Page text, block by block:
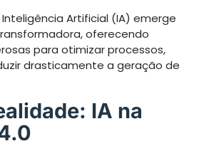
Artificial (IA) emerge
oferecendo
para otimizar processos,
drasticamente a geração de
IA na